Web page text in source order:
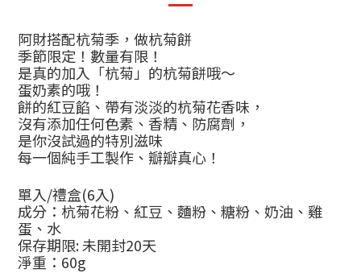
阿財搭配杭菊季，做杭菊餅
季節限定！數量有限！
是真的加入「杭菊」的杭菊餅哦～
蛋奶素的哦！
餅的紅豆餡、帶有淡淡的杭菊花香味，
沒有添加任何色素、香精、防腐劑，
是你沒試過的特別滋味
每一個純手工製作、瓣瓣真心！
單入/禮盒(6入)
成分：杭菊花粉、紅豆、麵粉、糖粉、奶油、雞
蛋、水
保存期限:未開封20天
淨重： 60g